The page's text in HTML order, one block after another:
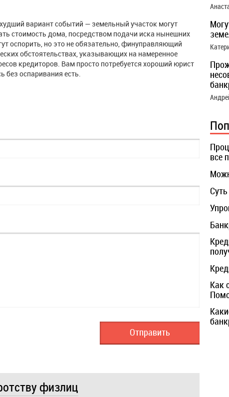
вариант событий — земельный участок могут
стоимость дома, посредством подачи иска нынешних
оспорить, но это не обязательно, финуправляющий
обстоятельствах, указывающих на намеренное
кредиторов. Вам просто потребуется хороший юрист
без оспаривания есть.
физлиц
все
Как